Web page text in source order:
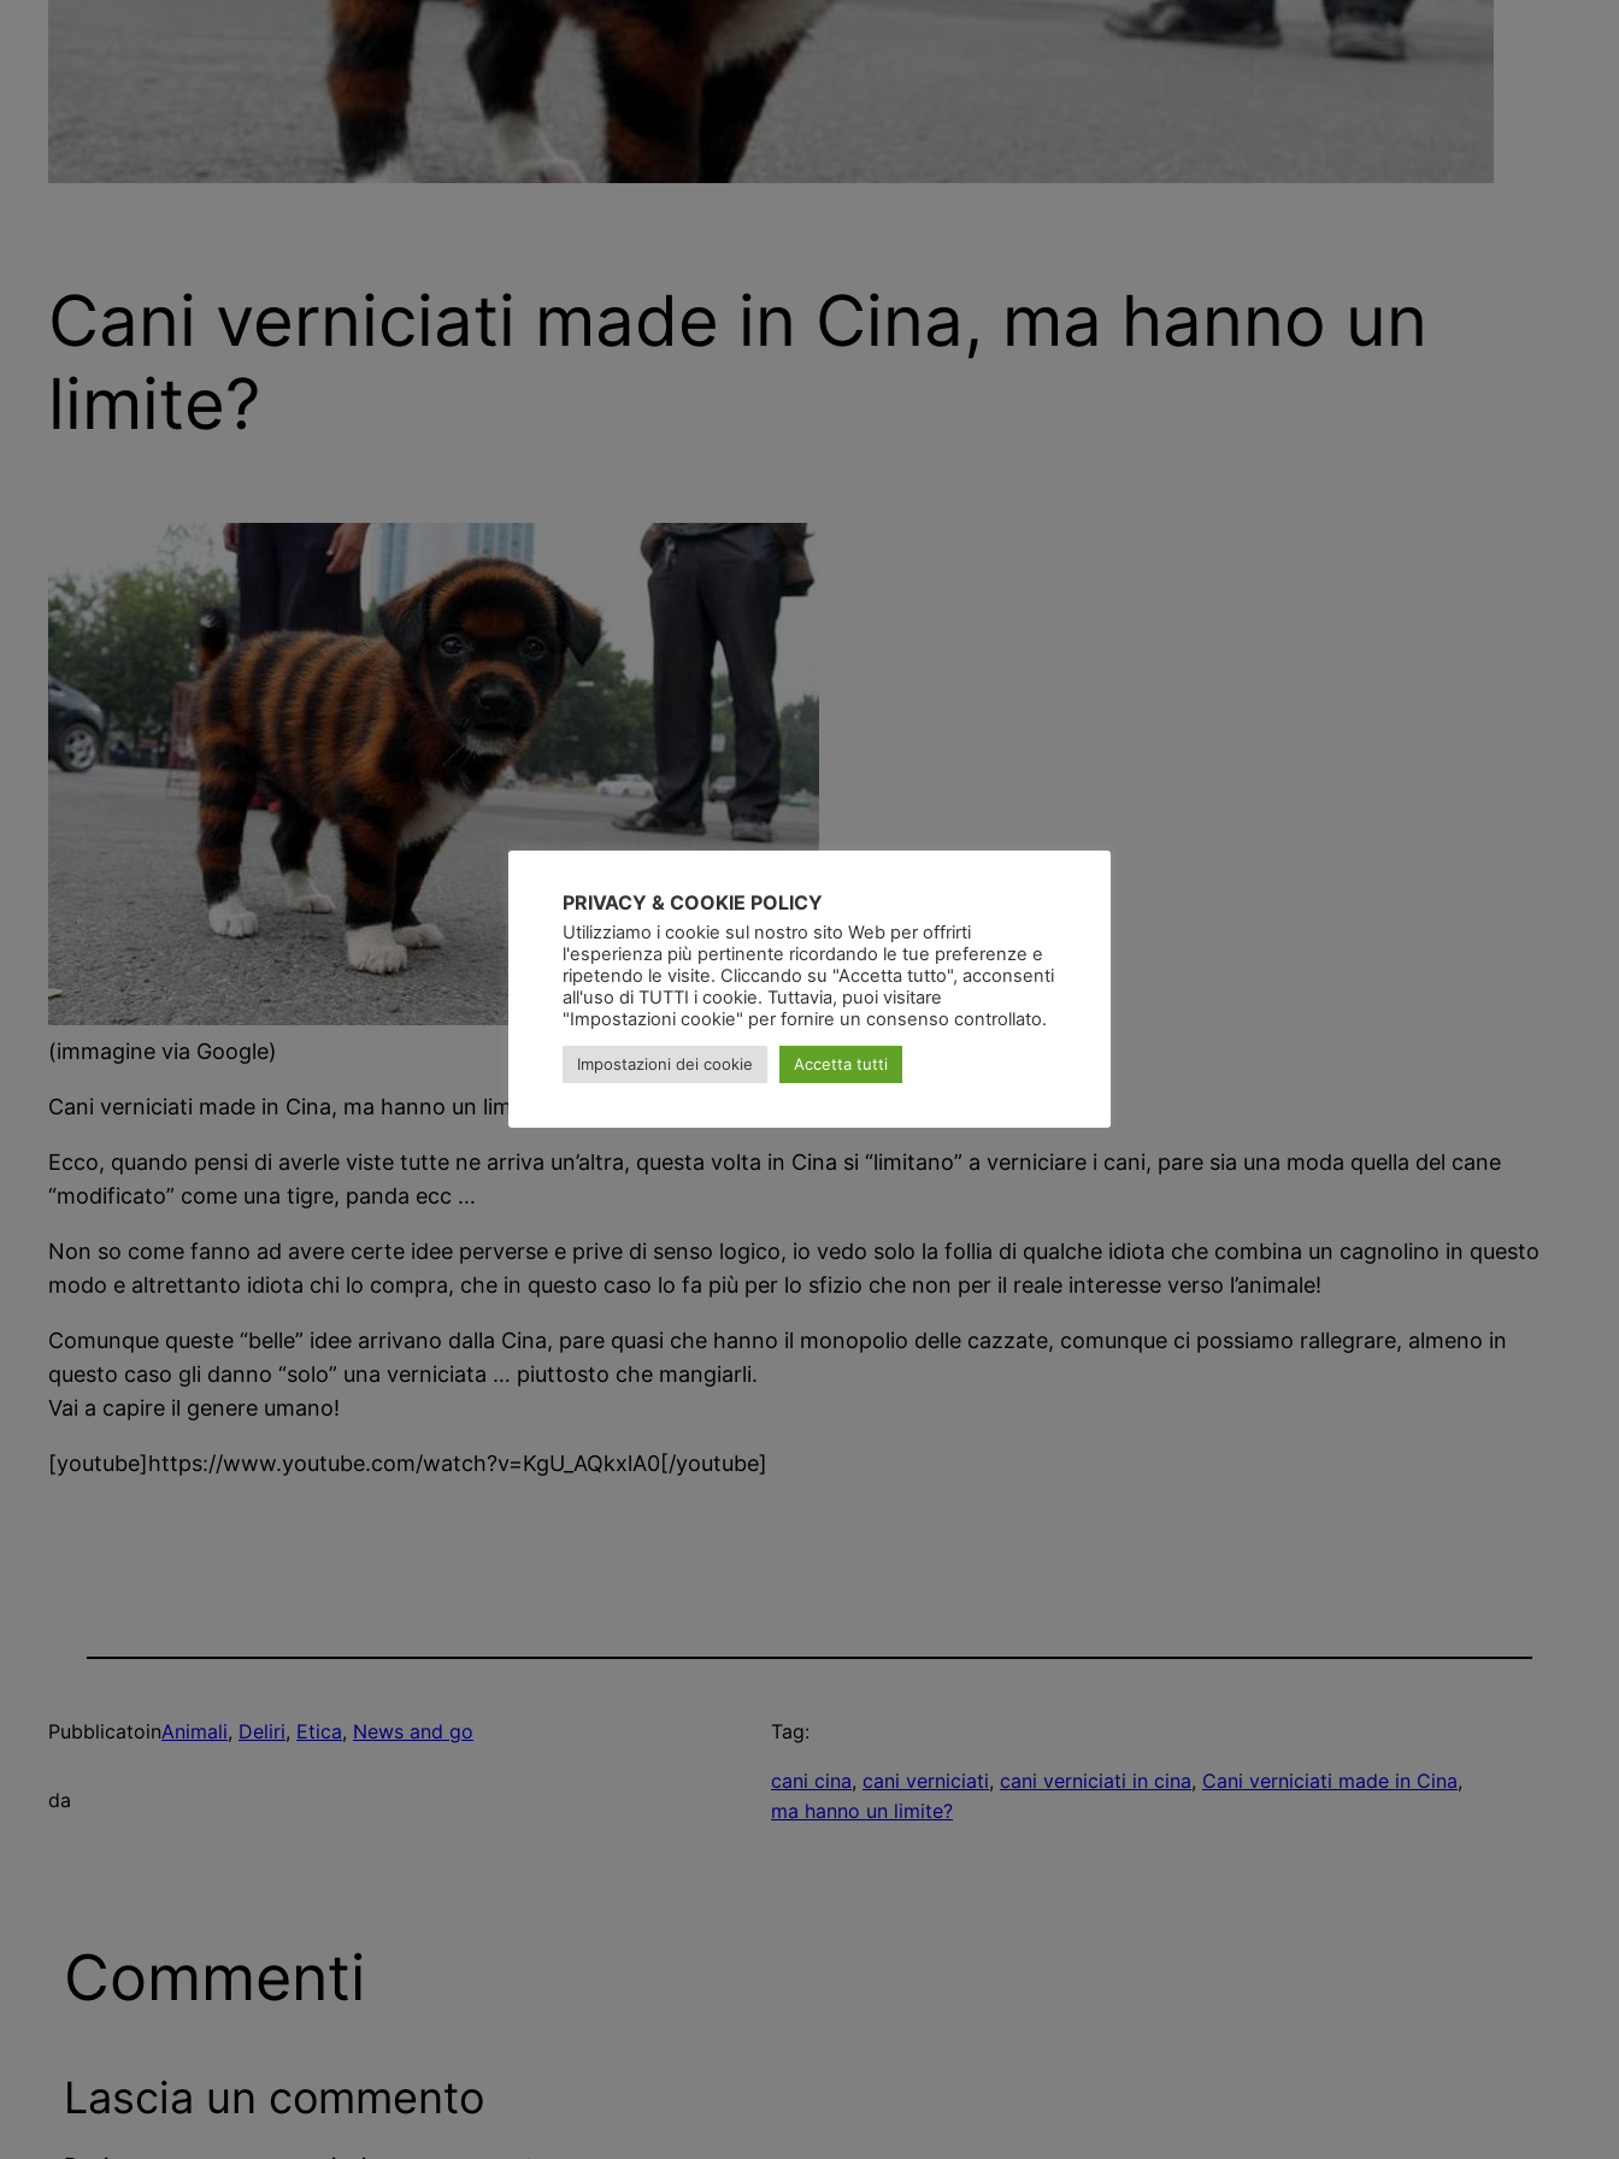
Cani verniciati made in Cina, ma hanno un
limite?
(immagine via Google)
Cani verniciati made in Cina, ma hanno un limite?
Ecco, quando pensi di averle viste tutte ne arriva un’altra, questa volta in Cina si “limitano” a verniciare i cani, pare sia una moda quella del cane
“modificato” come una tigre, panda ecc …
Non so come fanno ad avere certe idee perverse e prive di senso logico, io vedo solo la follia di qualche idiota che combina un cagnolino in questo
modo e altrettanto idiota chi lo compra, che in questo caso lo fa più per lo sfizio che non per il reale interesse verso l’animale!
Comunque queste “belle” idee arrivano dalla Cina, pare quasi che hanno il monopolio delle cazzate, comunque ci possiamo rallegrare, almeno in
questo caso gli danno “solo” una verniciata … piuttosto che mangiarli.
Vai a capire il genere umano!
[youtube]https://www.youtube.com/watch?v=KgU_AQkxlA0[/youtube]
PubblicatoinAnimali, Deliri, Etica, News and go
da
Tag:
cani cina, cani verniciati, cani verniciati in cina, Cani verniciati made in Cina
ma hanno un limite?
Commenti
Lascia un commento
PRIVACY & COOKIE POLICY
Utilizziamo i cookie sul nostro sito Web per offrirti
l'esperienza più pertinente ricordando le tue preferenze e
ripetendo le visite. Cliccando su "Accetta tutto", acconsenti
all'uso di TUTTI i cookie. Tuttavia, puoi visitare
"Impostazioni cookie" per fornire un consenso controllato.
Impostazioni dei cookie Accetta tutti